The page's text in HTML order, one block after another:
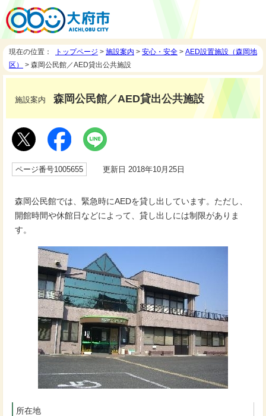
現在の位置： トップページ > 施設案内 > 安心・安全 > AED設置施設（森岡地
区）
> 森岡公民館／AED貸出公共施設
施設案内 森岡公民館／AED貸出公共施設
ページ番号1005655 更新日 2018年10月25日
森岡公民館では、緊急時にAEDを貸し出しています。ただし、
開館時間や休館日などによって、貸し出しには制限がありま
す。
所在地